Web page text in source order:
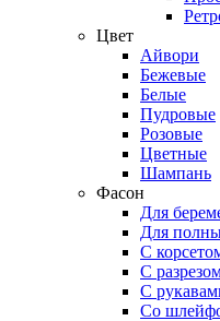
Цвет
Айвори
Бежевые
Белые
Пудровые
Розовые
Цветные
Шампань
Фасон
Для
Для
С
С
С
Со